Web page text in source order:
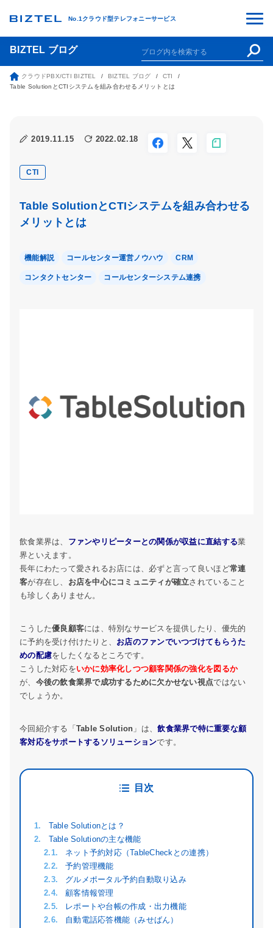
No.1クラウド型テレフォニーサービス
BIZTEL ブログ
クラウドPBX/CTI BIZTEL BIZTEL ブログ
CTI
Table SolutionとCTIシステムを組み合わせるメリットとは
2019.11.15 2022.02.18
CTI
Table SolutionとCTIシステムを組み合わせる
メリットとは
機能解説 コールセンター運営ノウハウ CRM
コンタクトセンター コールセンターシステム連携
飲食業界は、 ファンやリピーターとの関係が収益に直結する業
界といえます。
長年にわたって愛されるお店には、必ずと言って良いほど常連
客が存在し、 お店を中心にコミュニティが確立されていること
も珍しくありません。
こうした優良顧客には、特別なサービスを提供したり、優先的
に予約を受け付けたりと、 お店のファンでいつづけてもらうた
めの配慮をしたくなるところです。
こうした対応をいかに効率化しつつ顧客関係の強化を図るか
が、 今後の飲食業界で成功するために欠かせない視点ではない
でしょうか。
今回紹介する「 Table Solution 」は、飲食業界で特に重要な顧
客対応をサポートするソリューションです。
目次
Table Solutionとは？
Table Solutionの主な機能
ネット予約対応（TableCheckとの連携）
予約管理機能
グルメポータル予約自動取り込み
顧客情報管理
レポートや台帳の作成・出力機能
自動電話応答機能（みせばん）